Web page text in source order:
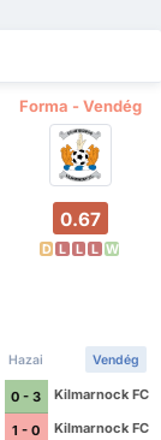
Forma - Vendég
0.67
D L L L W
Hazai Vendég
0 - 3
Kilmarnock FC
1 - 0 Kilmarnock FC